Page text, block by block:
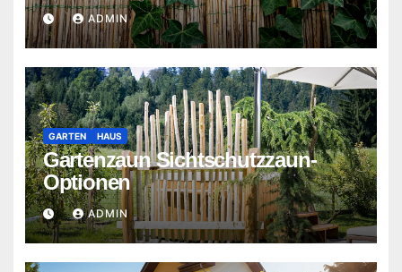
ADMIN
GARTEN HAUS
Gartenzaun Sichtschutzzaun-
Optionen
ADMIN